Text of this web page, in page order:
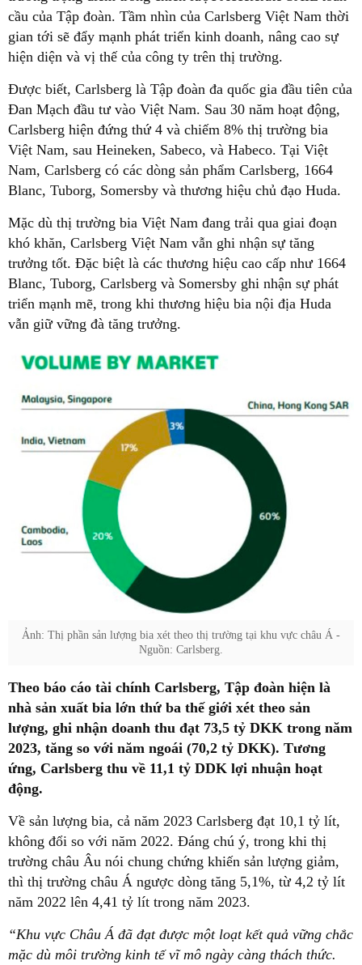
cầu của Tập đoàn. Tầm nhìn của Carlsberg Việt Nam thời
gian tới sẽ đẩy mạnh phát triển kinh doanh, nâng cao sự
hiện diện và vị thế của công ty trên thị trường.
Được biết, Carlsberg là Tập đoàn đa quốc gia đầu tiên của
Đan Mạch đầu tư vào Việt Nam. Sau 30 năm hoạt động,
Carlsberg hiện đứng thứ 4 và chiếm 8% thị trường bia
Việt Nam, sau Heineken, Sabeco, và Habeco. Tại Việt
Nam, Carlsberg có các dòng sản phẩm Carlsberg, 1664
Blanc, Tuborg, Somersby và thương hiệu chủ đạo Huda.
Mặc dù thị trường bia Việt Nam đang trải qua giai đoạn
khó khăn, Carlsberg Việt Nam vẫn ghi nhận sự tăng
trưởng tốt. Đặc biệt là các thương hiệu cao cấp như 1664
Blanc, Tuborg, Carlsberg và Somersby ghi nhận sự phát
triển mạnh mẽ, trong khi thương hiệu bia nội địa Huda
vẫn giữ vững đà tăng trưởng.
Ảnh: Thị phần sản lượng bia xét theo thị trường tại khu vực châu Á -
Nguồn: Carlsberg.
Theo báo cáo tài chính Carlsberg, Tập đoàn hiện là
nhà sản xuất bia lớn thứ ba thế giới xét theo sản
lượng, ghi nhận doanh thu đạt 73,5 tỷ DKK trong năm
2023, tăng so với năm ngoái (70,2 tỷ DKK). Tương
ứng, Carlsberg thu về 11,1 tỷ DDK lợi nhuận hoạt
động.
Về sản lượng bia, cả năm 2023 Carlsberg đạt 10,1 tỷ lít,
không đổi so với năm 2022. Đáng chú ý, trong khi thị
trường châu Âu nói chung chứng khiến sản lượng giảm,
thì thị trường châu Á ngược dòng tăng 5,1%, từ 4,2 tỷ lít
năm 2022 lên 4,41 tỷ lít trong năm 2023.
“Khu vực Châu Á đã đạt được một loạt kết quả vững chắc
mặc dù môi trường kinh tế vĩ mô ngày càng thách thức.